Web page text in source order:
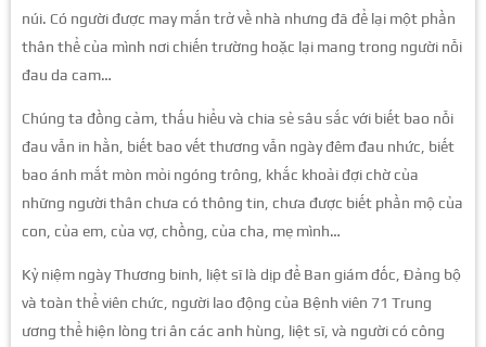
núi. Có người được may mắn trở về nhà nhưng đã để lại một phần
thân thể của mình nơi chiến trường hoặc lại mang trong người nỗi
đau da cam…
Chúng ta đồng cảm, thấu hiểu và chia sẻ sâu sắc với biết bao nỗi
đau vẫn in hằn, biết bao vết thương vẫn ngày đêm đau nhức, biết
bao ánh mắt mòn mỏi ngóng trông, khắc khoải đợi chờ của
những người thân chưa có thông tin, chưa được biết phần mộ của
con, của em, của vợ, chồng, của cha, mẹ mình…
Kỷ niệm ngày Thương binh, liệt sĩ là dịp để Ban giám đốc, Đảng bộ
và toàn thể viên chức, người lao động của Bệnh viên 71 Trung
ương thể hiện lòng tri ân các anh hùng, liệt sĩ, và người có công